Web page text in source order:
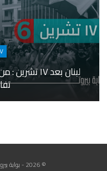
١٧
لبنان بعد ١٧
© 2026 - بوابة بيروت. All Rights Reserved